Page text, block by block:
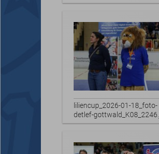
liliencup_2026-01-18_foto-
detlef-